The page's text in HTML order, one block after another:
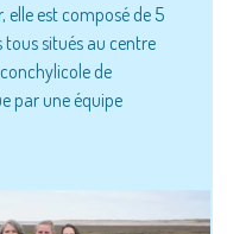
elle est composé de 5
tous situés au centre
de
par une équipe